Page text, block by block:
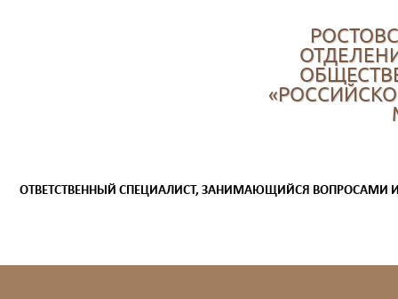
ОТВЕТСТВЕННЫЙ СПЕЦИАЛИСТ, ЗАНИМАЮЩИЙСЯ ВОПРОСАМИ